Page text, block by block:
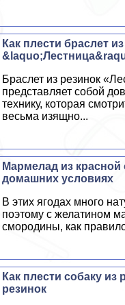
Как плести браслет
Браслет из резинок
представляет собой
технику, которая
весьма изящно...
Мармелад из
домашних условиях
В этих ягодах много
поэтому с желатином
смородины, как
Как плести собаку из
резинок